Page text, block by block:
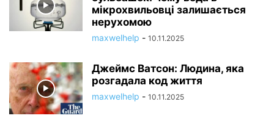
мікрохвильовці залишається
нерухомою
maxwelhelp - 10.11.2025
Джеймс Ватсон: Людина, яка
розгадала код життя
maxwelhelp - 10.11.2025